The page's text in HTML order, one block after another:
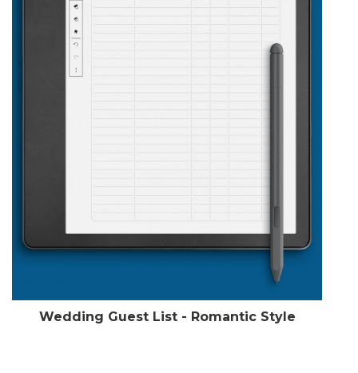
Wedding Guest List - Romantic Style